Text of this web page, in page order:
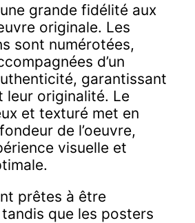
grande fidélité aux
originale. Les
sont numérotées,
d’un
garantissant
leur originalité. Le
et texturé met en
de l’oeuvre,
visuelle et
prêtes à être
que les posters